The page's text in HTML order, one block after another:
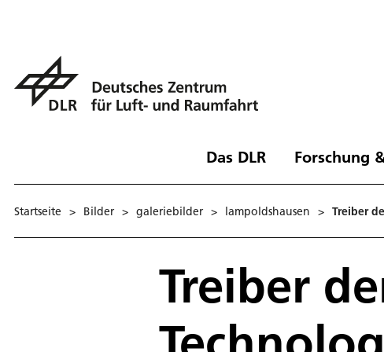
Das DLR Forschung
Startseite > Bilder > galeriebilder > lampoldshausen > Treiber
Treiber